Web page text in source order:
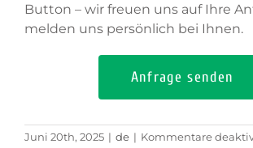
Button – wir freuen uns auf Ihre
melden uns persönlich bei Ihnen.
Anfrage senden
Juni 20th, 2025 | de | Kommentare